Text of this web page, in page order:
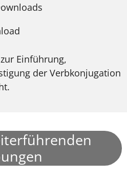
Einführung,
der Verbkonjugation